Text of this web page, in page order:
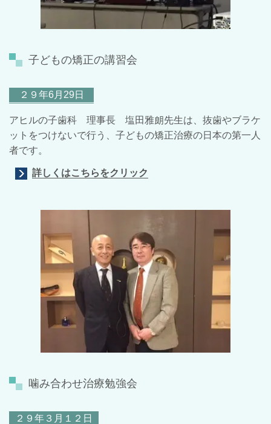
子どもの矯正の講習会
２９年6月29日
アヒルの子歯科 理事長 塩田雅朗先生は、抜歯やブラケ
ットをつけないで行う、子どもの矯正治療の日本の第一人
者です。
詳しくはこちらをクリック
噛み合わせ治療勉強会
２９年３月１２日